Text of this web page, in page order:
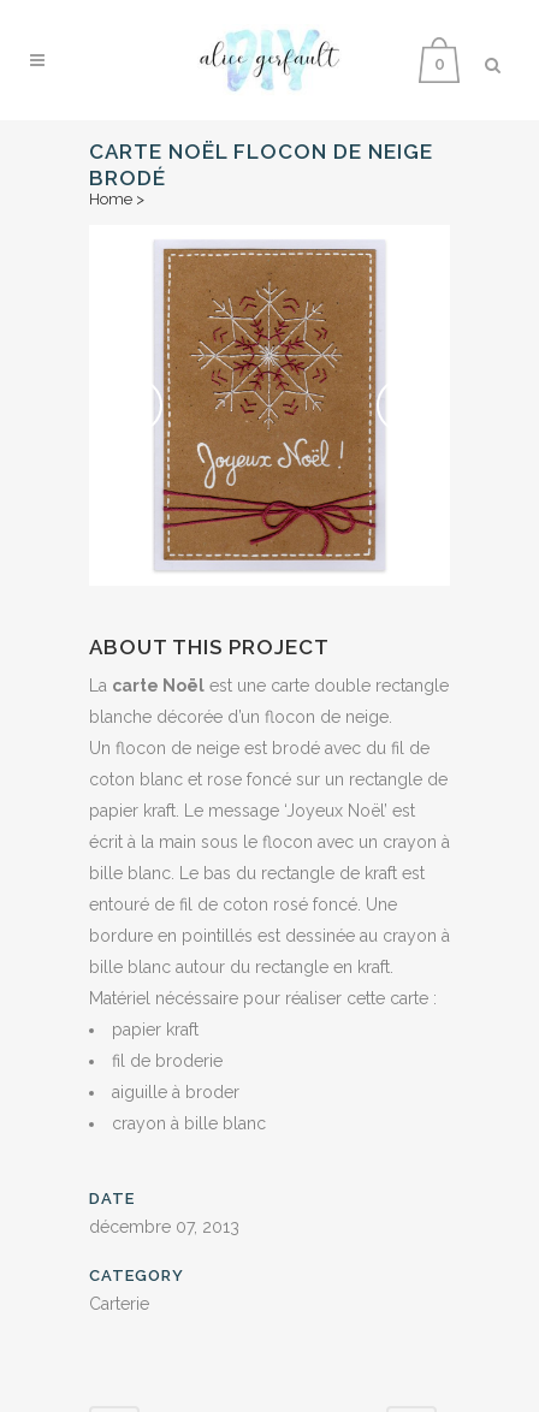
0
CARTE NOËL FLOCON DE NEIGE
BRODÉ
Home >
ABOUT THIS PROJECT
La carte Noël est une carte double rectangle
blanche décorée d’un flocon de neige.
Un flocon de neige est brodé avec du fil de
coton blanc et rose foncé sur un rectangle de
papier kraft. Le message ‘Joyeux Noël’ est
écrit à la main sous le flocon avec un crayon à
bille blanc. Le bas du rectangle de kraft est
entouré de fil de coton rosé foncé. Une
bordure en pointillés est dessinée au crayon à
bille blanc autour du rectangle en kraft.
Matériel nécéssaire pour réaliser cette carte :
papier kraft
fil de broderie
aiguille à broder
crayon à bille blanc
DATE
décembre 07, 2013
CATEGORY
Carterie